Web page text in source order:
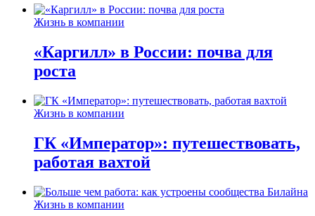
Жизнь в компании
«Каргилл» в России: почва для
роста
Жизнь в компании
ГК «Император»: путешествовать,
работая вахтой
Жизнь в компании